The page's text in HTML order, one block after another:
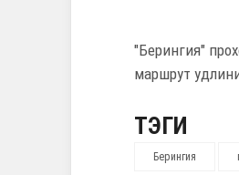
"Берингия"
маршрут
ТЭГИ
Берингия